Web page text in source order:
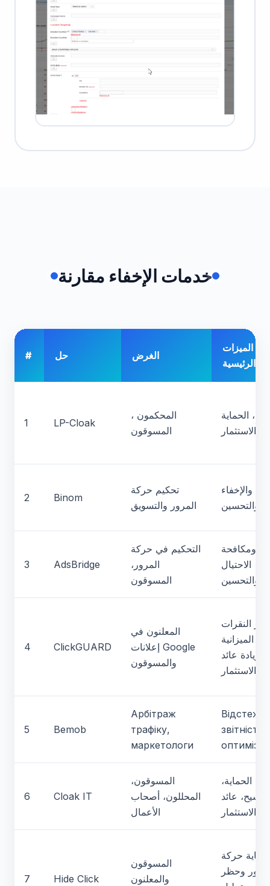
خدمات الإخفاء مقارنة
# حل الغرض
الميزات
الرئيسية
1 LP-Cloak
المحكمون ،
المسوقون
، الحماية
الاستثمار
2 Binom
تحكيم حركة
المرور والتسويق
والإخفاء
والتحسين
3 AdsBridge
التحكيم في حركة
المرور،
المسوقون
ومكافحة
الاحتيال
والتحسين
4 ClickGUARD
المعلنون في
إعلانات Google
والمسوقون
النقرات
الميزانية
وزيادة عائد
الاستثمار
5 Bemob
Арбітраж
трафіку,
маркетологи
звітність,
6 Cloak IT
المسوقون،
المحللون، أصحاب
الأعمال
الحماية،
عائد
الاستثمار
7 Hide Click
المسوقون
والمعلنون
حماية حركة
وحظر